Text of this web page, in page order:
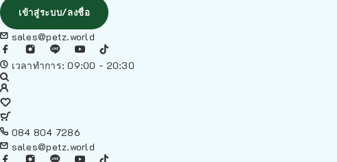
เข้าสู่ระบบ/ลงชื่อ
sales@petz.world
เวลาทำการ: 09:00 - 20:30
084 804 7286
sales@petz.world